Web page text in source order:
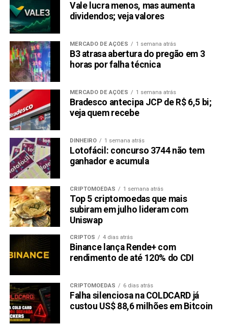
Vale lucra menos, mas aumenta
dividendos; veja valores
MERCADO DE AÇÕES 1 semana atrás
B3 atrasa abertura do pregão em 3
horas por falha técnica
MERCADO DE AÇÕES 1 semana atrás
Bradesco antecipa JCP de R$ 6,5 bi;
veja quem recebe
DINHEIRO 1 semana atrás
Lotofácil: concurso 3744 não tem
ganhador e acumula
CRIPTOMOEDAS 1 semana atrás
Top 5 criptomoedas que mais
subiram em julho lideram com
Uniswap
CRIPTOS 4 dias atrás
Binance lança Rende+ com
rendimento de até 120% do CDI
CRIPTOMOEDAS 6 dias atrás
Falha silenciosa na COLDCARD já
custou US$ 88,6 milhões em Bitcoin